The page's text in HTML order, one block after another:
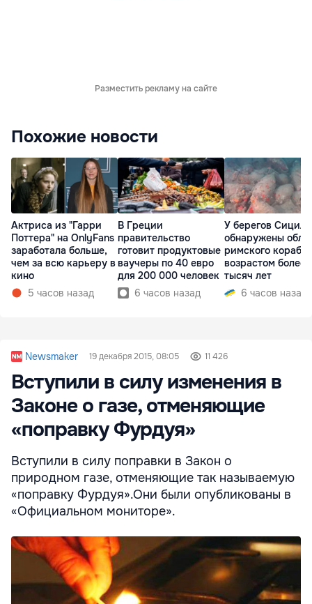
Разместить рекламу на сайте
Похожие новости
Актриса из "Гарри
Поттера" на OnlyFans
заработала больше,
чем за всю карьеру в
кино
5 часов назад
В Греции
правительство
готовит продуктовые
ваучеры по 40 евро
для 200 000 человек
6 часов назад
У берегов
обнаружены
римского корабля
возрастом более
тысяч лет
6 часов назад
Newsmaker 19 декабря 2015, 08:05 11 426
Вступили в силу изменения в
Законе о газе, отменяющие
«поправку Фурдуя»
Вступили в силу поправки в Закон о
природном газе, отменяющие так называемую
«поправку Фурдуя».Они были опубликованы в
«Официальном мониторе».